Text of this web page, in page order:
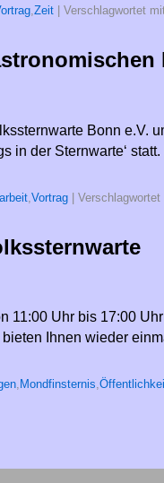
Zeit Verschlagwortet
Bonn e.V.
in der Sternwarte‘
Vortrag | Verschlagwortet
11:00 Uhr bis 17:00
Ihnen wieder
, Mondfinsternis,